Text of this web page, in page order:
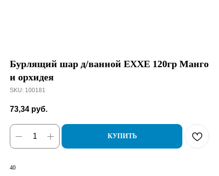
Бурлящий шар д/ванной EXXE 120гр Манго
и орхидея
SKU: 100181
73,34 руб.
КУПИТЬ
40